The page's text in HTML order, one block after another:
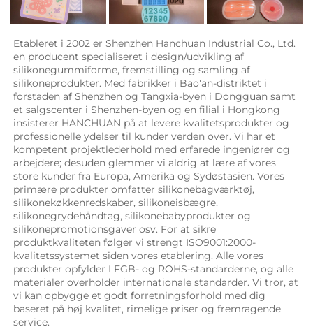
Etableret i 2002 er Shenzhen Hanchuan Industrial Co., Ltd.
en producent specialiseret i design/udvikling af
silikonegummiforme, fremstilling og samling af
silikoneprodukter. Med fabrikker i Bao'an-distriktet i
forstaden af Shenzhen og Tangxia-byen i Dongguan samt
et salgscenter i Shenzhen-byen og en filial i Hongkong
insisterer HANCHUAN på at levere kvalitetsprodukter og
professionelle ydelser til kunder verden over. Vi har et
kompetent projektlederhold med erfarede ingeniører og
arbejdere; desuden glemmer vi aldrig at lære af vores
store kunder fra Europa, Amerika og Sydøstasien. Vores
primære produkter omfatter silikonebagværktøj,
silikonekøkkenredskaber, silikoneisbægre,
silikonegrydehåndtag, silikonebabyprodukter og
silikonepromotionsgaver osv. For at sikre
produktkvaliteten følger vi strengt ISO9001:2000-
kvalitetssystemet siden vores etablering. Alle vores
produkter opfylder LFGB- og ROHS-standarderne, og alle
materialer overholder internationale standarder. Vi tror, at
vi kan opbygge et godt forretningsforhold med dig
baseret på høj kvalitet, rimelige priser og fremragende
service.